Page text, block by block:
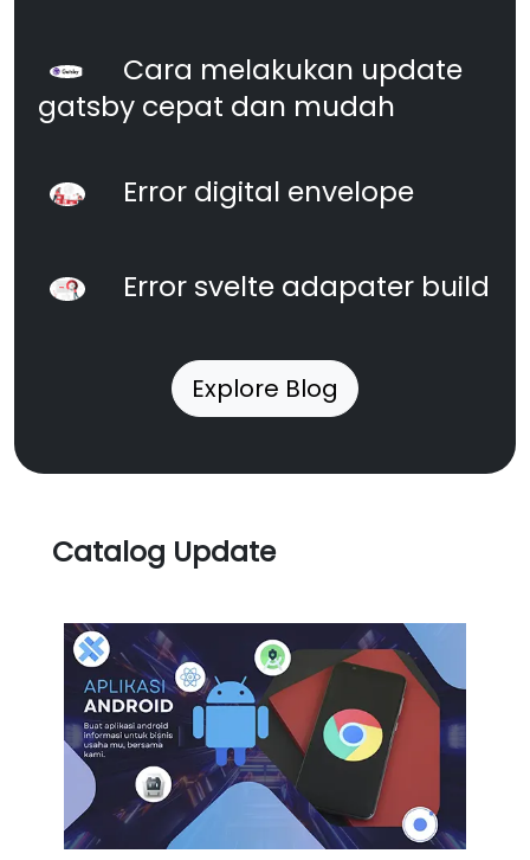
Cara melakukan update
gatsby cepat dan mudah
Error digital envelope
Error svelte adapater build
Explore Blog
Catalog Update